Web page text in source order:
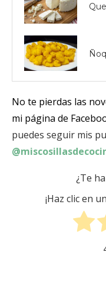
No te pierdas las
mi página de
puedes seguir mis
¿Te
¡Haz clic en